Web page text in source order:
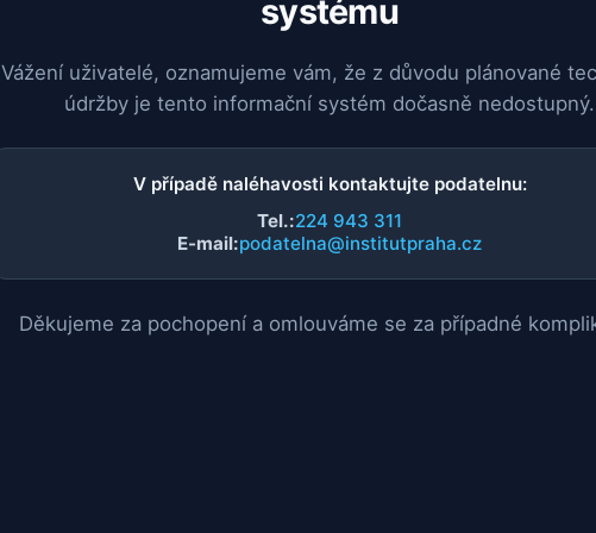
systému
Vážení uživatelé, oznamujeme vám, že z důvodu plánované
údržby je tento informační systém dočasně nedostupný.
V případě naléhavosti kontaktujte podatelnu:
Tel.:224 943 311
E-mail:podatelna@institutpraha.cz
Děkujeme za pochopení a omlouváme se za případné